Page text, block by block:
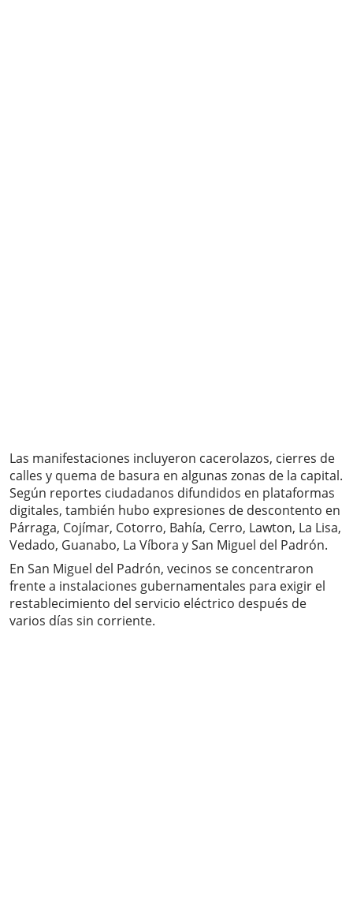
Las manifestaciones incluyeron cacerolazos, cierres de
calles y quema de basura en algunas zonas de la capital.
Según reportes ciudadanos difundidos en plataformas
digitales, también hubo expresiones de descontento en
Párraga, Cojímar, Cotorro, Bahía, Cerro, Lawton, La Lisa,
Vedado, Guanabo, La Víbora y San Miguel del Padrón.
En San Miguel del Padrón, vecinos se concentraron
frente a instalaciones gubernamentales para exigir el
restablecimiento del servicio eléctrico después de
varios días sin corriente.